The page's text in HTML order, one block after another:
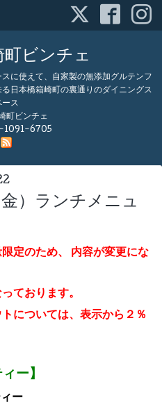
町ビンチェ
に使えて、自家製の無添加グルテンフ
日本橋箱崎町の裏通りのダイニングス
ース
町ビンチェ
1091-6705
）ランチメニュ
定のため、
内容が変更にな
ております。
については、表示から２％
ー】
ー